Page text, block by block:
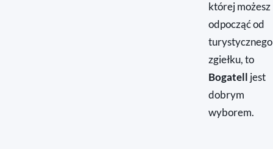
której możesz
odpocząć od
turystycznego
zgiełku, to
Bogatell
jest
dobrym
wyborem.